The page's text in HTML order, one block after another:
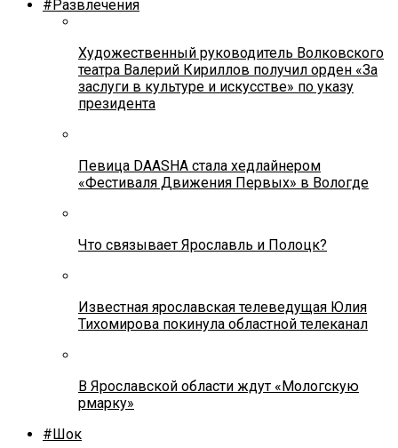
#Развлечения
Художественный руководитель Волковского
театра Валерий Кириллов получил орден «За
заслуги в культуре и искусстве» по указу
президента
Певица DAASHA стала хедлайнером
«Фестиваля Движения Первых» в Вологде
Что связывает Ярославль и Полоцк?
Известная ярославская телеведущая Юлия
Тихомирова покинула областной телеканал
В Ярославской области ждут «Мологскую
рмарку»
#Шок